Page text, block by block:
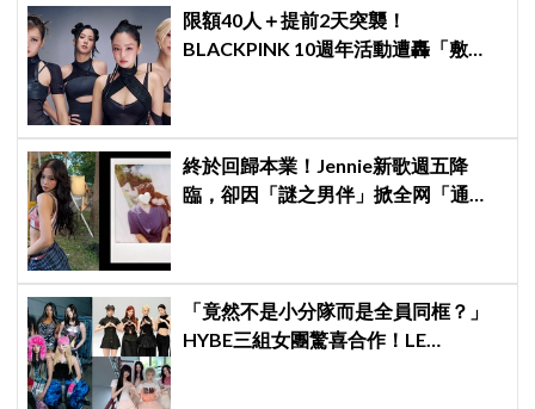
限額40人＋提前2天突襲！
BLACKPINK 10週年活動遭轟「敷
終於回歸本業！Jennie新歌週五降
臨，卻因「謎之男伴」掀全网「通
「竟然不是小分隊而是全員同框？」
HYBE三組女團驚喜合作！LE